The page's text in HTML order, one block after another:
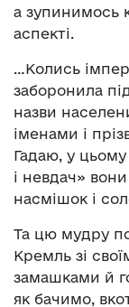
а зупинимось
аспекті.
…Колись
заборонила
назви
іменами і
Гадаю, у
і невдач»
насмішок і
Та цю мудру
Кремль зі
замашками й
як бачимо,